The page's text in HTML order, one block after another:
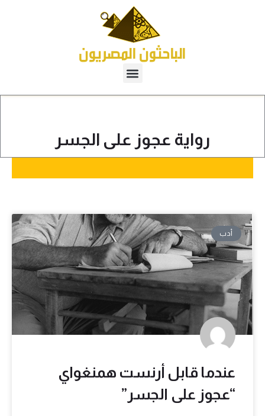
رواية عجوز على الجسر
أدب
عندما قابل أرنست همنغواي
“عجوز على الجسر”